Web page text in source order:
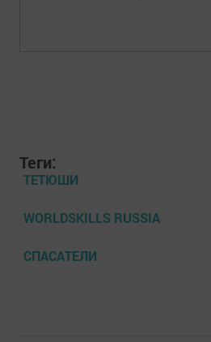
Теги:
ТЕТЮШИ
WORLDSKILLS RUSSIA
СПАСАТЕЛИ